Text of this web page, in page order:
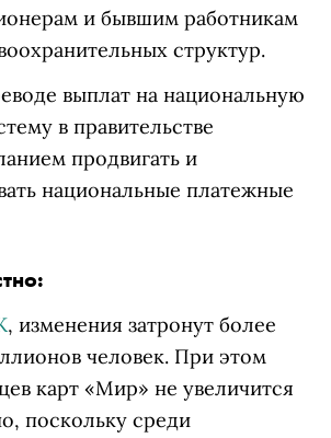
и бывшим работникам
структур.
выплат на национальную
в правительстве
продвигать и
национальные платежные
, изменения затронут более
человек. При этом
карт «Мир» не увеличится
поскольку среди